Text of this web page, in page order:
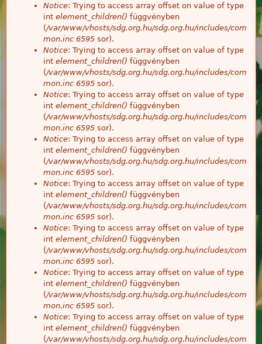
Notice: Trying to access array offset on value of type
int element_children() függvényben
(/var/www/vhosts/sdg.org.hu/sdg.org.hu/includes/com
mon.inc 6595 sor).
Notice: Trying to access array offset on value of type
int element_children() függvényben
(/var/www/vhosts/sdg.org.hu/sdg.org.hu/includes/com
mon.inc 6595 sor).
Notice: Trying to access array offset on value of type
int element_children() függvényben
(/var/www/vhosts/sdg.org.hu/sdg.org.hu/includes/com
mon.inc 6595 sor).
Notice: Trying to access array offset on value of type
int element_children() függvényben
(/var/www/vhosts/sdg.org.hu/sdg.org.hu/includes/com
mon.inc 6595 sor).
Notice: Trying to access array offset on value of type
int element_children() függvényben
(/var/www/vhosts/sdg.org.hu/sdg.org.hu/includes/com
mon.inc 6595 sor).
Notice: Trying to access array offset on value of type
int element_children() függvényben
(/var/www/vhosts/sdg.org.hu/sdg.org.hu/includes/com
mon.inc 6595 sor).
Notice: Trying to access array offset on value of type
int element_children() függvényben
(/var/www/vhosts/sdg.org.hu/sdg.org.hu/includes/com
mon.inc 6595 sor).
Notice: Trying to access array offset on value of type
int element_children() függvényben
(/var/www/vhosts/sdg.org.hu/sdg.org.hu/includes/com